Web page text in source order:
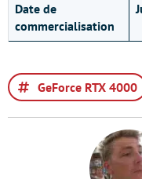
Date de
commercialisation
GeForce RTX 4000